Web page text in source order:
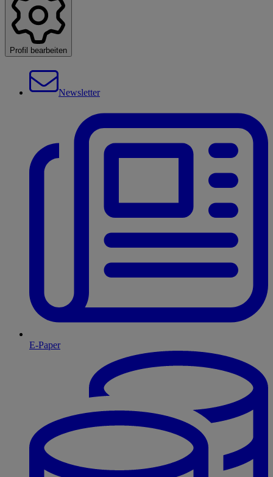
Profil bearbeiten
Newsletter
E-Paper